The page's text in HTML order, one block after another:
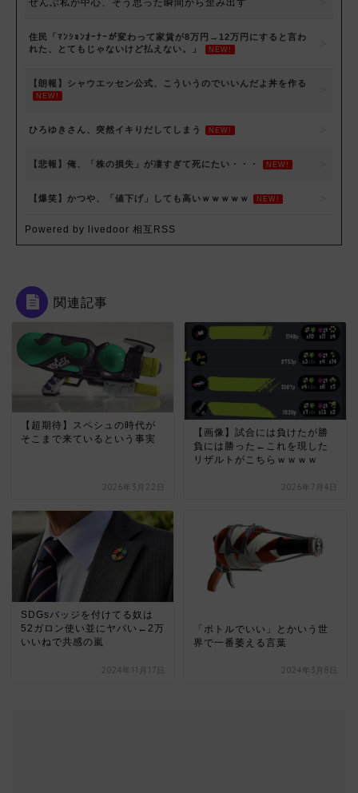
住民「ﾏﾝｼｮﾝｵｰﾅｰが変わって家賃が8万円→12万円にすると言わ
れた、とてもじゃないけど払えない。」
NEW!
【朗報】シャウエッセン公式、こういうのでいいんだよ丼を作る
NEW!
ひろゆきさん、突然イキりだしてしまう NEW!
【悲報】俺、「株の損失」が凄すぎて死にたい・・・ NEW!
【爆笑】かつや、「値下げ」しても高いｗｗｗｗｗ NEW!
Powered by livedoor 相互RSS
関連記事
【超期待】スペシュの時代が
そこまで来ているという事実
2026年3月22日
【画像】試合には負けたが勝
負には勝った←これを現した
リザルトがこちらｗｗｗｗ
2026年7月4日
SDGsバッジを付けてる奴は
52ガロン使い並にヤバい←2万
いいねで共感の嵐
2024年11月17日
「ボトルでいい」とかいう世
界で一番萎える言葉
2024年3月8日